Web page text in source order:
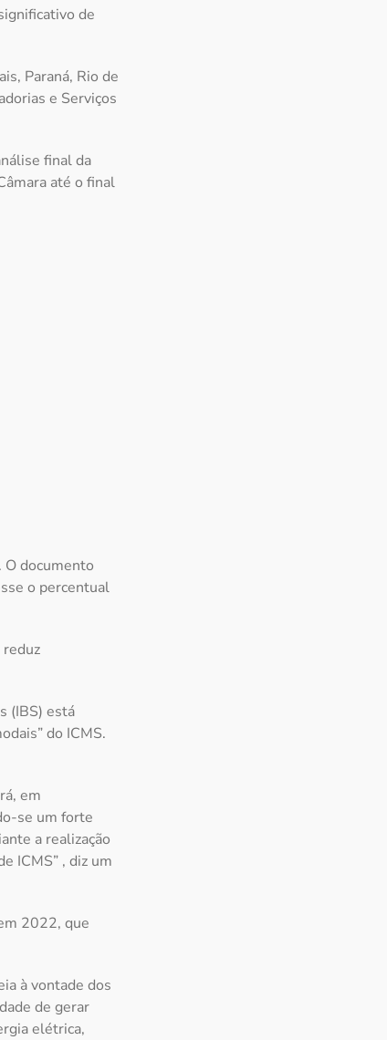
de
Paraná, Rio de
e Serviços
final da
até o final
O documento
o percentual
(IBS) está
do ICMS.
em
se um forte
a realização
ICMS” , diz um
2022, que
à vontade dos
de gerar
elétrica,